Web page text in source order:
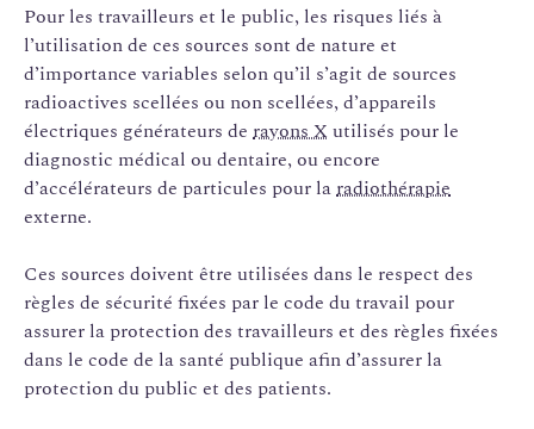
Pour les travailleurs et le public, les risques liés à
l’utilisation de ces sources sont de nature et
d’importance variables selon qu’il s’agit de sources
radioactives scellées ou non scellées, d’appareils
électriques générateurs de rayons X utilisés pour le
diagnostic médical ou dentaire, ou encore
d’accélérateurs de particules pour laradiothérapie
externe.
Ces sources doivent être utilisées dans le respect des
règles de sécurité fixées par le code du travail pour
assurer la protection des travailleurs et des règles fixées
dans le code de la santé publique afin d’assurer la
protection du public et des patients.